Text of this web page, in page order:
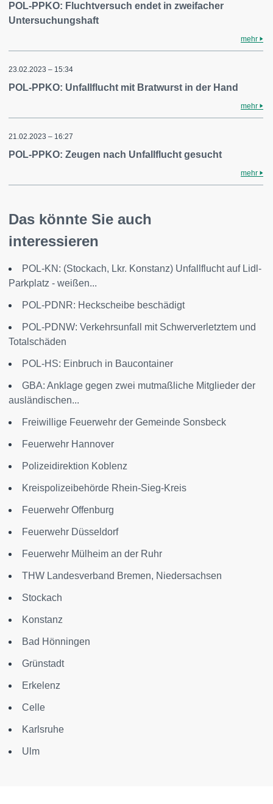
POL-PPKO: Fluchtversuch endet in zweifacher
Untersuchungshaft
mehr
23.02.2023 – 15:34
POL-PPKO: Unfallflucht mit Bratwurst in der Hand
mehr
21.02.2023 – 16:27
POL-PPKO: Zeugen nach Unfallflucht gesucht
mehr
Das könnte Sie auch
interessieren
POL-KN: (Stockach, Lkr. Konstanz) Unfallflucht auf Lidl-
Parkplatz - weißen...
POL-PDNR: Heckscheibe beschädigt
POL-PDNW: Verkehrsunfall mit Schwerverletztem und
Totalschäden
POL-HS: Einbruch in Baucontainer
GBA: Anklage gegen zwei mutmaßliche Mitglieder der
ausländischen...
Freiwillige Feuerwehr der Gemeinde Sonsbeck
Feuerwehr Hannover
Polizeidirektion Koblenz
Kreispolizeibehörde Rhein-Sieg-Kreis
Feuerwehr Offenburg
Feuerwehr Düsseldorf
Feuerwehr Mülheim an der Ruhr
THW Landesverband Bremen, Niedersachsen
Stockach
Konstanz
Bad Hönningen
Grünstadt
Erkelenz
Celle
Karlsruhe
Ulm